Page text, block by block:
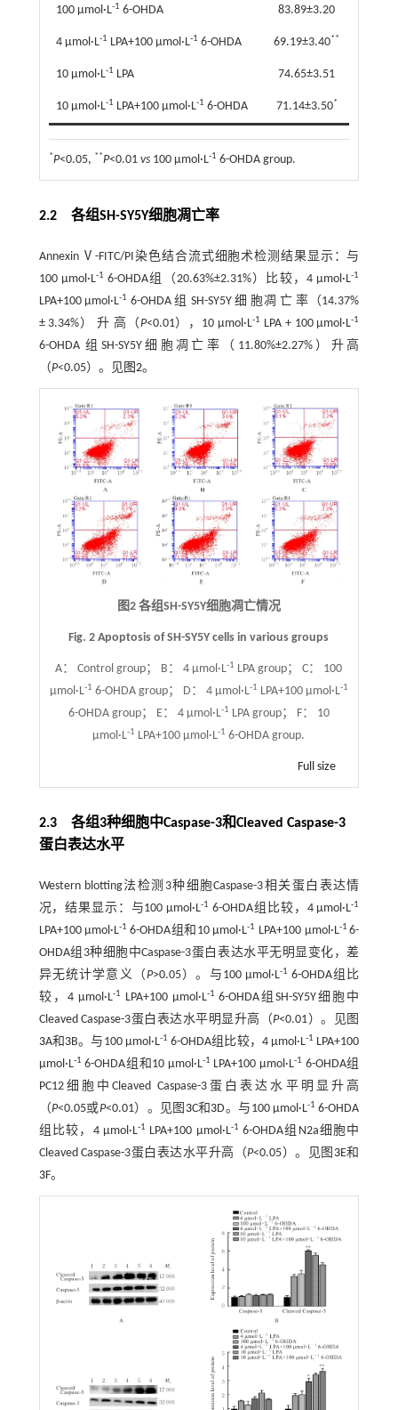
100 μmol·L-1 6-OHDA 83.89±3.20
4 μmol·L-1 LPA+100 μmol·L-1 6-OHDA 69.19±3.40**
10 μmol·L-1 LPA 74.65±3.51
10 μmol·L-1 LPA+100 μmol·L-1 6-OHDA 71.14±3.50*
*P<0.05, **P<0.01 vs100 μmol·L-1 6-OHDA group.
2.2 各组SH-SY5Y细胞凋亡率
Annexin Ⅴ-FITC/PI染色结合流式细胞术检测结果显示：与
100 μmol·L-1 6-OHDA组（20.63%±2.31%）比较，4 μmol·L-1
LPA+100 μmol·L-1 6-OHDA 组 SH-SY5Y 细 胞凋 亡 率（14.37%
± 3.34%） 升 高（ P<0.01），10 μmol·L-1 LPA + 100 μmol·L-1
6-OHDA 组SH-SY5Y细胞凋亡率（11.80%±2.27%）升高
（P<0.05）。见图2。
图2 各组SH-SY5Y细胞凋亡情况
Fig. 2 Apoptosis of SH-SY5Y cells in various groups
A： Control group； B： 4 μmol·L-1 LPA group； C： 100
μmol·L-1 6-OHDA group； D： 4 μmol·L-1 LPA+100 μmol·L-1
6-OHDA group； E： 4 μmol·L-1 LPA group； F： 10
μmol·L-1 LPA+100 μmol·L-1 6-OHDA group.
Full size
2.3 各组3种细胞中Caspase-3和Cleaved Caspase-3
蛋白表达水平
Western blotting法检测3种细胞Caspase-3相关蛋白表达情
况，结果显示：与100 μmol·L-1 6-OHDA组比较，4 μmol·L-1
LPA+100 μmol·L-1 6-OHDA组和10 μmol·L-1 LPA+100 μmol·L-1 6-
OHDA组3种细胞中Caspase-3蛋白表达水平无明显变化，差
异无统计学意义（P>0.05）。与100 μmol·L-1 6-OHDA组比
较，4 μmol·L-1 LPA+100 μmol·L-1 6-OHDA组SH-SY5Y细胞中
Cleaved Caspase-3蛋白表达水平明显升高（P<0.01）。见图
3A和 3B。与100 μmol·L-1 6-OHDA组比较，4 μmol·L-1 LPA+100
μmol·L-1 6-OHDA组和10 μmol·L-1 LPA+100 μmol·L-1 6-OHDA组
PC12细胞中Cleaved Caspase-3蛋白表达水平明显升高
（P<0.05或P<0.01）。见图 3C和 3D。与100 μmol·L-1 6-OHDA
组比较，4 μmol·L-1 LPA+100 μmol·L-1 6-OHDA组N2a细胞中
Cleaved Caspase-3蛋白表达水平升高（P<0.05）。见图 3E和
3F。